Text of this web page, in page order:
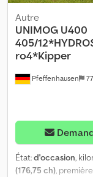
Pfeffenhausen
Autre
UNIMOG U400
405/
ro4*Kipper
État:d'occasion,
(176,75 ch),